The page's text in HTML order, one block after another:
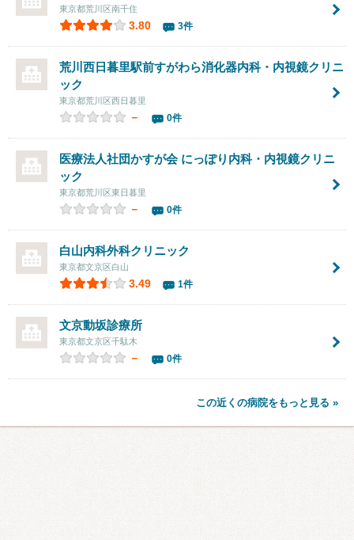
東京都荒川区南千住
3.80 3件
荒川西日暮里駅前すがわら消化器内科・内視鏡クリニ
ック
東京都荒川区西日暮里
－ 0件
医療法人社団かすが会 にっぽり内科・内視鏡クリニ
ック
東京都荒川区東日暮里
－ 0件
白山内科外科クリニック
東京都文京区白山
3.49 1件
文京動坂診療所
東京都文京区千駄木
－ 0件
この近くの病院をもっと見る »